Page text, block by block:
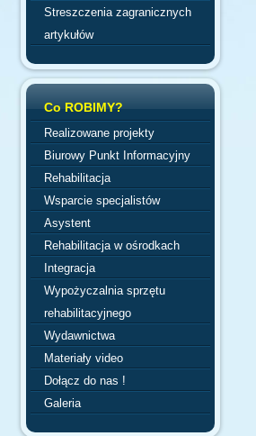
Streszczenia zagranicznych
artykułów
Co ROBIMY?
Realizowane projekty
Biurowy Punkt Informacyjny
Rehabilitacja
Wsparcie specjalistów
Asystent
Rehabilitacja w ośrodkach
Integracja
Wypożyczalnia sprzętu
rehabilitacyjnego
Wydawnictwa
Materiały video
Dołącz do nas !
Galeria